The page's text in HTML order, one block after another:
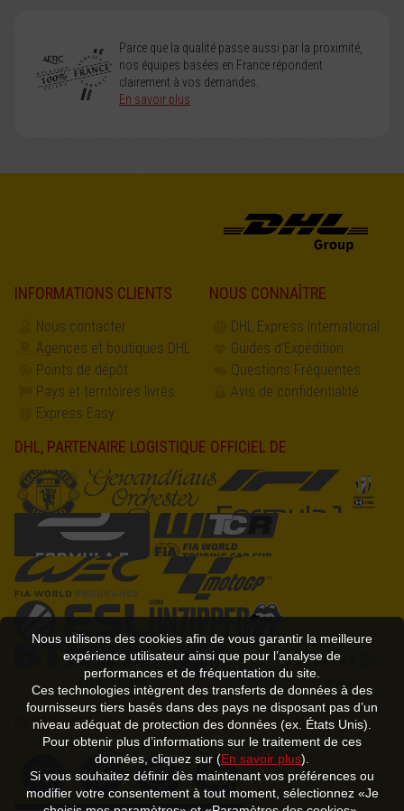
Parce que la qualité passe aussi par la proximité,
nos équipes basées en France répondent
clairement à vos demandes.
En savoir plus
INFORMATIONS CLIENTS
Nous contacter
Agences et boutiques DHL
Points de dépôt
Pays et territoires livrés
Express Easy
NOUS CONNAÎTRE
DHL Express International
Guides d'Expédition
Questions Fréquentes
Avis de confidentialité
DHL, PARTENAIRE LOGISTIQUE OFFICIEL DE
RETROUVEZ-NOUS SUR LES RÉSEAUX SOCIAUX
Nous utilisons des cookies afin de vous garantir la meilleure
expérience utilisateur ainsi que pour l’analyse de
performances et de fréquentation du site.
Ces technologies intègrent des transferts de données à des
fournisseurs tiers basés dans des pays ne disposant pas d’un
niveau adéquat de protection des données (ex. États Unis).
Pour obtenir plus d’informations sur le traitement de ces
données, cliquez sur (En savoir plus).
Si vous souhaitez définir dès maintenant vos préférences ou
modifier votre consentement à tout moment, sélectionnez «Je